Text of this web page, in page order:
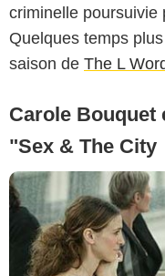
criminelle poursuivie
Quelques temps
saison de The L
Carole Bouquet
"Sex & The City